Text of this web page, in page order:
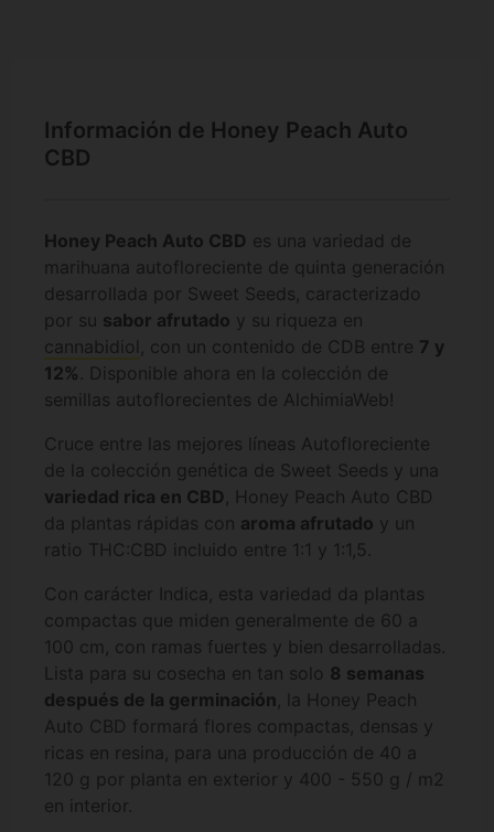
Información de Honey Peach Auto
CBD
Honey Peach Auto CBD es una variedad de
marihuana autofloreciente de quinta generación
desarrollada por Sweet Seeds, caracterizado
por su sabor afrutado y su riqueza en
cannabidiol , con un contenido de CDB entre 7 y
12% . Disponible ahora en la colección de
semillas autoflorecientes de AlchimiaWeb!
Cruce entre las mejores líneas Autofloreciente
de la colección genética de Sweet Seeds y una
variedad rica en CBD , Honey Peach Auto CBD
da plantas rápidas con aroma afrutado y un
ratio THC:CBD incluido entre 1:1 y 1:1,5.
Con carácter Indica, esta variedad da plantas
compactas que miden generalmente de 60 a
100 cm, con ramas fuertes y bien desarrolladas.
Lista para su cosecha en tan solo 8 semanas
después de la germinación, la Honey Peach
Auto CBD formará flores compactas, densas y
ricas en resina, para una producción de 40 a
120 g por planta en exterior y 400 - 550 g / m2
en interior.